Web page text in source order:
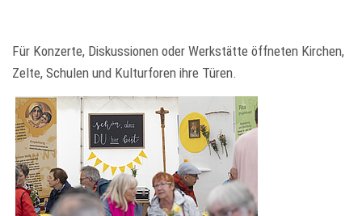
Für Konzerte, Diskussionen oder Werkstätte öffneten Kirchen,
Zelte, Schulen und Kulturforen ihre Türen.